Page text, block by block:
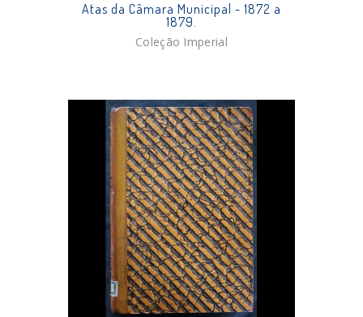
Atas da Câmara Municipal - 1872 a
1879.
Coleção Imperial